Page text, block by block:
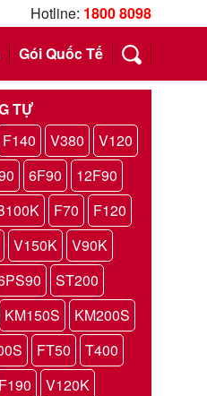
Hotline: 1800 8098
Gói Quốc Tế
TỰ
F140 V380
V120
6F90
12F90
F70
F120
V150K
V90K
ST200
KM150S
KM200S
FT50
T400
F190
V120K